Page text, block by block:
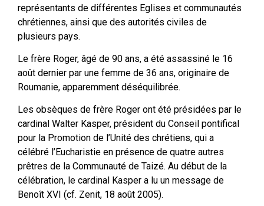
représentants de différentes Eglises et communautés
chrétiennes, ainsi que des autorités civiles de
plusieurs pays.
Le frère Roger, âgé de 90 ans, a été assassiné le 16
août dernier par une femme de 36 ans, originaire de
Roumanie, apparemment déséquilibrée.
Les obsèques de frère Roger ont été présidées par le
cardinal Walter Kasper, président du Conseil pontifical
pour la Promotion de l’Unité des chrétiens, qui a
célébré l’Eucharistie en présence de quatre autres
prêtres de la Communauté de Taizé. Au début de la
célébration, le cardinal Kasper a lu un message de
Benoît XVI (cf. Zenit, 18 août 2005).